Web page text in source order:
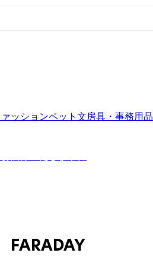
ッションペット 文房具・事務用品
FARADAY